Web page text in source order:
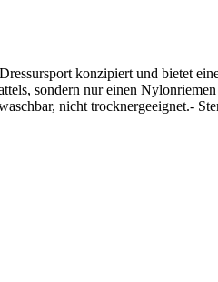
konzipiert und bietet
sondern nur einen
nicht trocknergeeignet.-